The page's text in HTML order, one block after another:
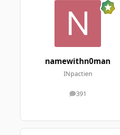
namewithn0man
INpactien
391
messages